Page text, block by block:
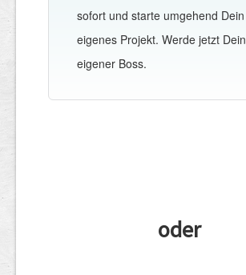
sofort und starte umgehend Dein
eigenes Projekt. Werde jetzt Dein
eigener Boss.
oder